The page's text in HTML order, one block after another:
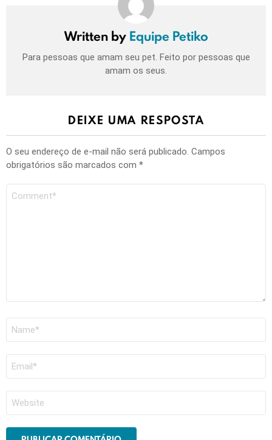
Written by Equipe Petiko
Para pessoas que amam seu pet. Feito por pessoas que
amam os seus.
DEIXE UMA RESPOSTA
O seu endereço de e-mail não será publicado. Campos
obrigatórios são marcados com *
mail
*